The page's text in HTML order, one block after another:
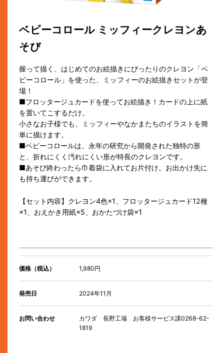
ベビーコロール ミッフィークレヨンあ
そび
握って描く、はじめてのお絵描きにぴったりのクレヨン「ベ
ビーコロール」を使った、ミッフィーのお絵描きセットが登
場！
■フロッタージュカードを使ってお絵描き！カードの上に紙
を置いてこするだけ。
小さなお子様でも、ミッフィーやなかまたちのイラストを簡
単に描けます。
■ベビーコロールは、永年の研究から開発された独特の形
と、折れにくく汚れにくい形が特長のクレヨンです。
■あそび終わったら巾着袋に入れてお片付け。お出かけ先に
も持ち運びができます。
【セット内容】クレヨン4色×1、フロッタージュカード12種
×1、おえかき用紙×5、おかたづけ袋×1
価格（税込） 1,980円
発売日 2024年11月
お問い合わせ
カワダ 長野工場 お客様サービス課0268-62-
1819